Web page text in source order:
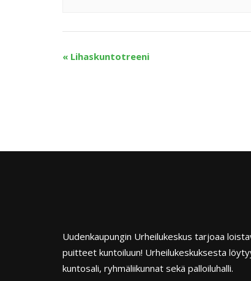
« Lihaskuntotreeni
Uudenkaupungin Urheilukeskus tarjoaa
puitteet kuntoiluun! Urheilukeskuksesta
kuntosali, ryhmäliikunnat sekä palloiluhalli.